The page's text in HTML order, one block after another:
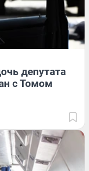
депутата
с Томом